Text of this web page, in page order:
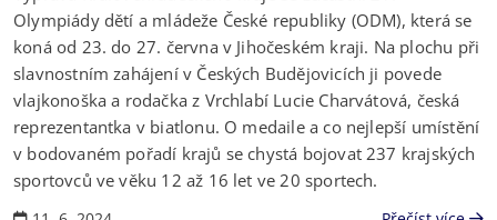
Olympiády dětí a mládeže České republiky (ODM), která se
koná od 23. do 27. června v Jihočeském kraji. Na plochu při
slavnostním zahájení v Českých Budějovicích ji povede
vlajkonoška a rodačka z Vrchlabí Lucie Charvátová, česká
reprezentantka v biatlonu. O medaile a co nejlepší umístění
v bodovaném pořadí krajů se chystá bojovat 237 krajských
sportovců ve věku 12 až 16 let ve 20 sportech.